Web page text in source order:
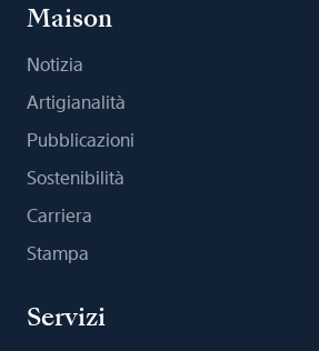
Maison
Notizia
Artigianalità
Pubblicazioni
Sostenibilità
Carriera
Stampa
Servizi